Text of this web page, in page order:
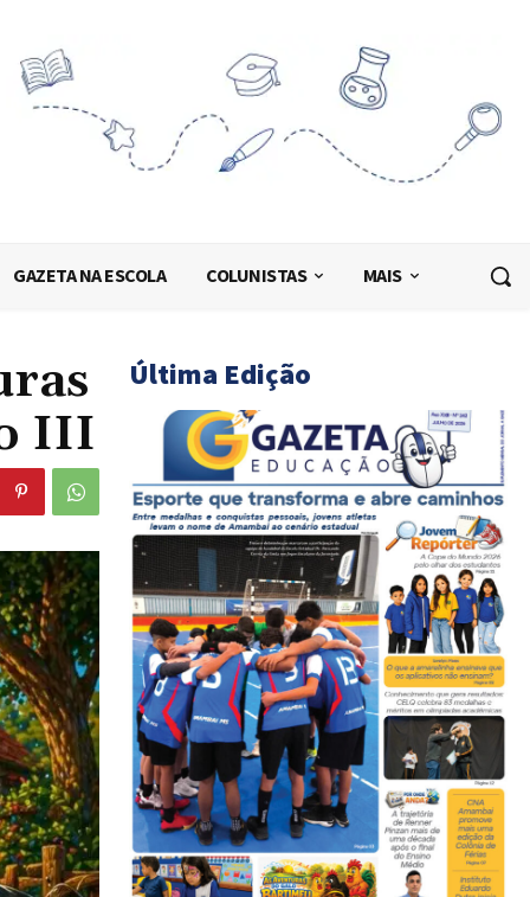
GAZETA NA ESCOLA COLUNISTAS MAIS
III
Última Edição